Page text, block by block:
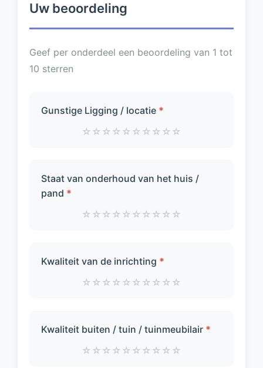
Uw beoordeling
Geef per onderdeel een beoordeling van 1 tot
10 sterren
Gunstige Ligging / locatie *
☆ ☆ ☆ ☆ ☆ ☆ ☆ ☆ ☆ ☆
Staat van onderhoud van het huis /
pand *
☆ ☆ ☆ ☆ ☆ ☆ ☆ ☆ ☆ ☆
Kwaliteit van de inrichting *
☆ ☆ ☆ ☆ ☆ ☆ ☆ ☆ ☆ ☆
Kwaliteit buiten / tuin / tuinmeubilair *
☆ ☆ ☆ ☆ ☆ ☆ ☆ ☆ ☆ ☆